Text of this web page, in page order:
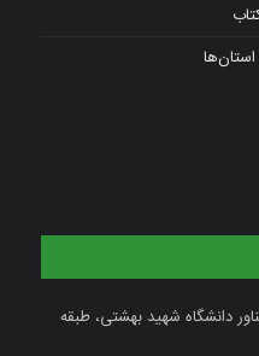
استان‌ها
دانشگاه شهید بهشتی، طبقه